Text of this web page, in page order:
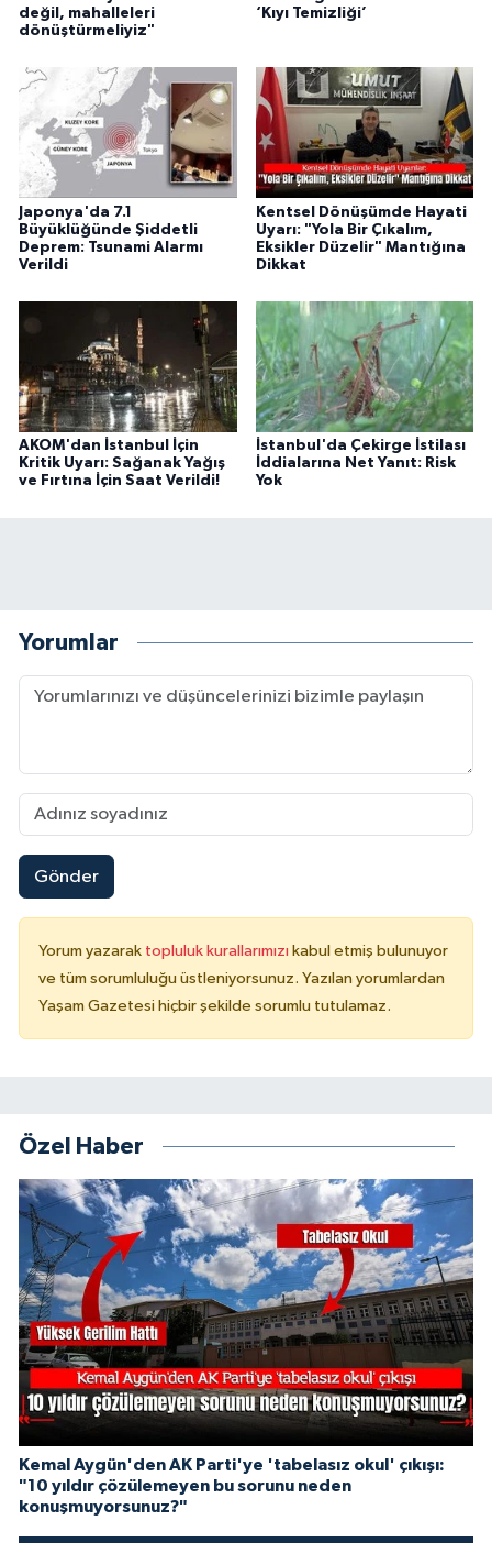
değil, mahalleleri
dönüştürmeliyiz"
‘Kıyı Temizliği’
Japonya'da 7.1
Büyüklüğünde Şiddetli
Deprem: Tsunami Alarmı
Verildi
Kentsel Dönüşümde Hayati
Uyarı: "Yola Bir Çıkalım,
Eksikler Düzelir" Mantığına
Dikkat
AKOM'dan İstanbul İçin
Kritik Uyarı: Sağanak Yağış
ve Fırtına İçin Saat Verildi!
İstanbul'da Çekirge İstilası
İddialarına Net Yanıt: Risk
Yok
Yorumlar
Gönder
Yorum yazarak topluluk kurallarımızı kabul etmiş bulunuyor
ve tüm sorumluluğu üstleniyorsunuz. Yazılan yorumlardan
Yaşam Gazetesi hiçbir şekilde sorumlu tutulamaz.
Özel Haber
Kemal Aygün'den AK Parti'ye 'tabelasız okul' çıkışı:
"10 yıldır çözülemeyen bu sorunu neden
konuşmuyorsunuz?"